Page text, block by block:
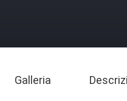
Galleria